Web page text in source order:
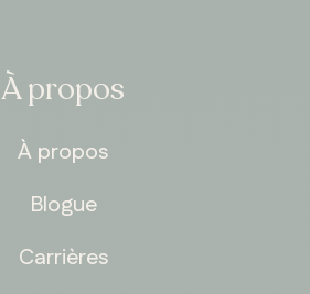
À propos
À propos
Blogue
Carrières